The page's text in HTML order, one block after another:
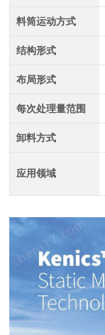
料筒运动方式
结构形式
布局形式
每次处理量范围
卸料方式
应用领域